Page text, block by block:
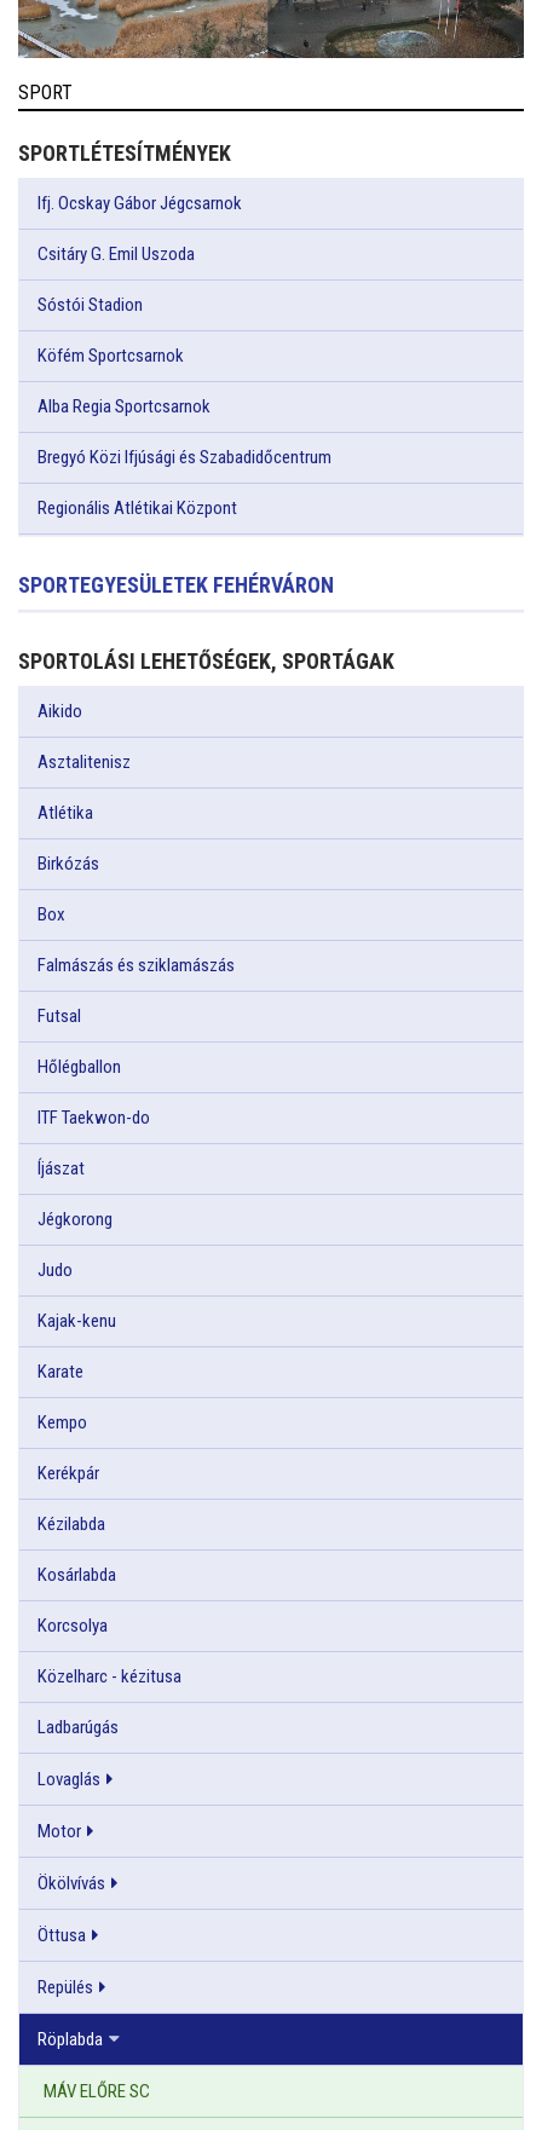
SPORT
SPORTLÉTESÍTMÉNYEK
Ifj. Ocskay Gábor Jégcsarnok
Csitáry G. Emil Uszoda
Sóstói Stadion
Köfém Sportcsarnok
Alba Regia Sportcsarnok
Bregyó Közi Ifjúsági és Szabadidőcentrum
Regionális Atlétikai Központ
SPORTEGYESÜLETEK FEHÉRVÁRON
SPORTOLÁSI LEHETŐSÉGEK, SPORTÁGAK
Aikido
Asztalitenisz
Atlétika
Birkózás
Box
Falmászás és sziklamászás
Futsal
Hőlégballon
ITF Taekwon-do
Íjászat
Jégkorong
Judo
Kajak-kenu
Karate
Kempo
Kerékpár
Kézilabda
Kosárlabda
Korcsolya
Közelharc - kézitusa
Ladbarúgás
Lovaglás
Motor
Ökölvívás
Öttusa
Repülés
Röplabda
MÁV ELŐRE SC